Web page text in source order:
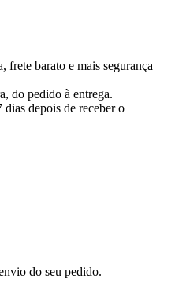
frete barato e mais segurança
do pedido à entrega.
dias depois de receber o
do seu pedido.